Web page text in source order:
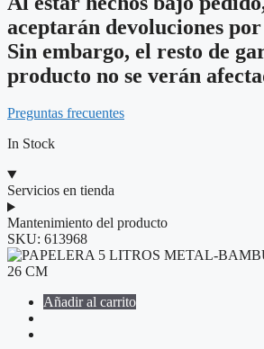
aceptarán devoluciones
Sin embargo, el resto de
producto no se verán
Preguntas frecuentes
In Stock
Servicios en tienda
Mantenimiento del producto
SKU: 613968
Añadir al carrito